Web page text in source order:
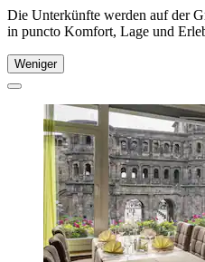
Die Unterkünfte werden auf der
in puncto Komfort, Lage und
Weniger